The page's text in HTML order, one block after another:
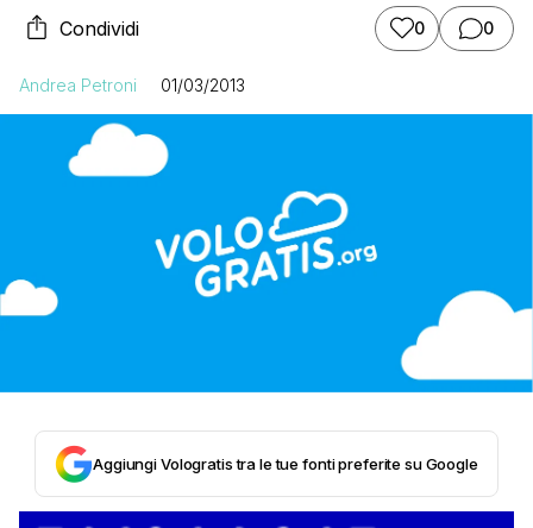
Condividi 0 0
Andrea Petroni 01/03/2013
Aggiungi Vologratis tra le tue fonti preferite su Google